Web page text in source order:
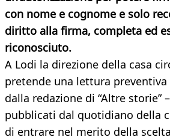
con nome e cognome e solo
diritto alla firma, completa ed
riconosciuto.
A Lodi la direzione della casa
pretende una lettura
dalla redazione di “Altre storie”
pubblicati dal quotidiano della
di entrare nel merito della